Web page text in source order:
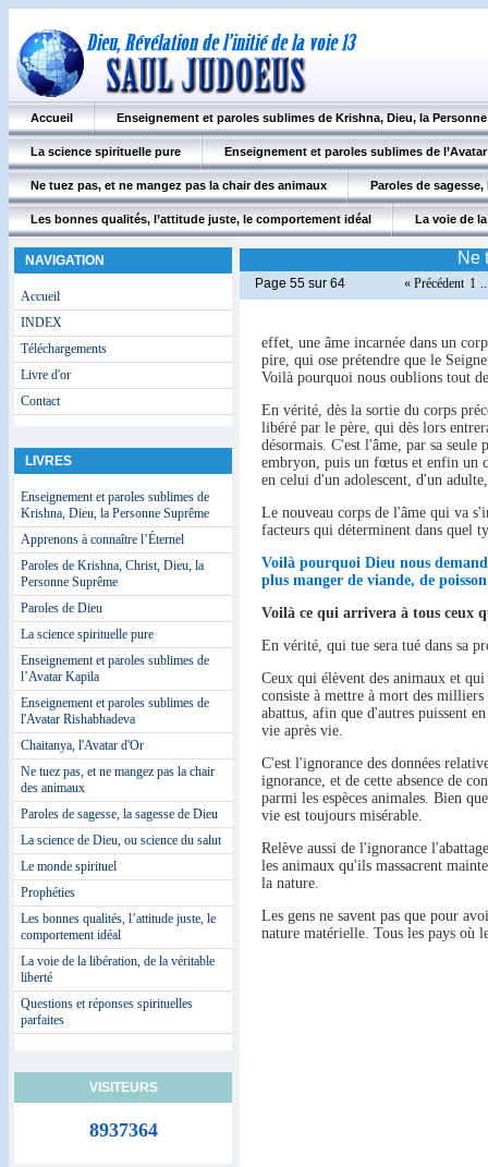
Ne
Page 55 sur 64 « Précédent 1
effet, une âme incarnée dans un
pire, qui ose prétendre que le
Voilà pourquoi nous oublions tout
En vérité, dès la sortie du corps
libéré par le père, qui dès lors
désormais. C'est l'âme, par sa
embryon, puis un fœtus et enfin un
en celui d'un adolescent, d'un
Le nouveau corps de l'âme qui va
facteurs qui déterminent dans quel
Voilà pourquoi Dieu nous
plus manger de viande, de
Voilà ce qui arrivera à tous ceux
En vérité, qui tue sera tué dans sa
Ceux qui élèvent des animaux et
consiste à mettre à mort des
abattus, afin que d'autres puissent
vie après vie.
C'est l'ignorance des données
ignorance, et de cette absence de
parmi les espèces animales. Bien
vie est toujours misérable.
Relève aussi de l'ignorance
les animaux qu'ils massacrent
la nature.
Les gens ne savent pas que pour
nature matérielle. Tous les pays où
Accueil Enseignement et paroles sublimes de Krishna, Dieu, la
La science spirituelle pure Enseignement et paroles sublimes de
Ne tuez pas, et ne mangez pas la chair des animaux Paroles de
Les bonnes qualités, l’attitude juste, le comportement idéal La voie de
NAVIGATION
Accueil
INDEX
Téléchargements
Livre d'or
Contact
LIVRES
Enseignement et paroles sublimes de
Krishna, Dieu, la Personne Suprême
Apprenons à connaître l’Éternel
Paroles de Krishna, Christ, Dieu, la
Personne Suprême
Paroles de Dieu
La science spirituelle pure
Enseignement et paroles sublimes de
l’Avatar Kapila
Enseignement et paroles sublimes de
l'Avatar Rishabhadeva
Chaitanya, l'Avatar d'Or
Ne tuez pas, et ne mangez pas la chair
des animaux
Paroles de sagesse, la sagesse de Dieu
La science de Dieu, ou science du salut
Le monde spirituel
Prophéties
Les bonnes qualités, l’attitude juste, le
comportement idéal
La voie de la libération, de la véritable
liberté
Questions et réponses spirituelles
parfaites
VISITEURS
8937364